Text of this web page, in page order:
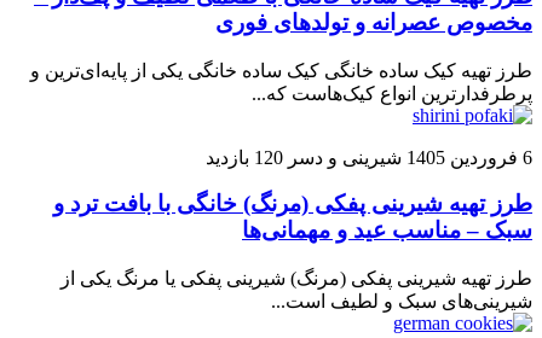
مخصوص عصرانه و تولدهای فوری
طرز تهیه کیک ساده خانگی کیک ساده خانگی یکی از پایه‌ای‌ترین و
پرطرفدارترین انواع کیک‌هاست که...
6 فروردین 1405 شیرینی و دسر 120 بازدید
طرز تهیه شیرینی پفکی (مرنگ) خانگی با بافت ترد و
سبک – مناسب عید و مهمانی‌ها
طرز تهیه شیرینی پفکی (مرنگ) شیرینی پفکی یا مرنگ یکی از
شیرینی‌های سبک و لطیف است...